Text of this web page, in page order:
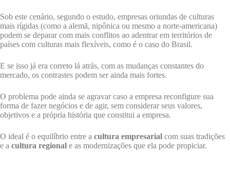
Sob este cenário, segundo o estudo, empresas oriundas de culturas
mais rígidas (como a alemã, nipônica ou mesmo a norte-americana)
podem se deparar com mais conflitos ao adentrar em territórios de
países com culturas mais flexíveis, como é o caso do Brasil.
E se isso já era correto lá atrás, com as mudanças constantes do
mercado, os contrastes podem ser ainda mais fortes.
O problema pode ainda se agravar caso a empresa reconfigure sua
forma de fazer negócios e de agir, sem considerar seus valores,
objetivos e a própria história que constitui a empresa.
O ideal é o equilíbrio entre a cultura empresarial com suas tradições
e a cultura regional e as modernizações que ela pode propiciar.